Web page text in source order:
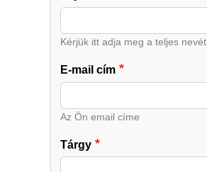
Kérjük itt adja meg a teljes nevét.
E-mail cím
Az Ön email címe
Tárgy